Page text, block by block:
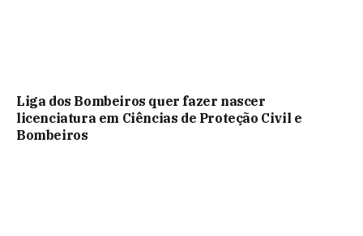
Liga dos Bombeiros quer fazer nascer
licenciatura em Ciências de Proteção Civil e
Bombeiros